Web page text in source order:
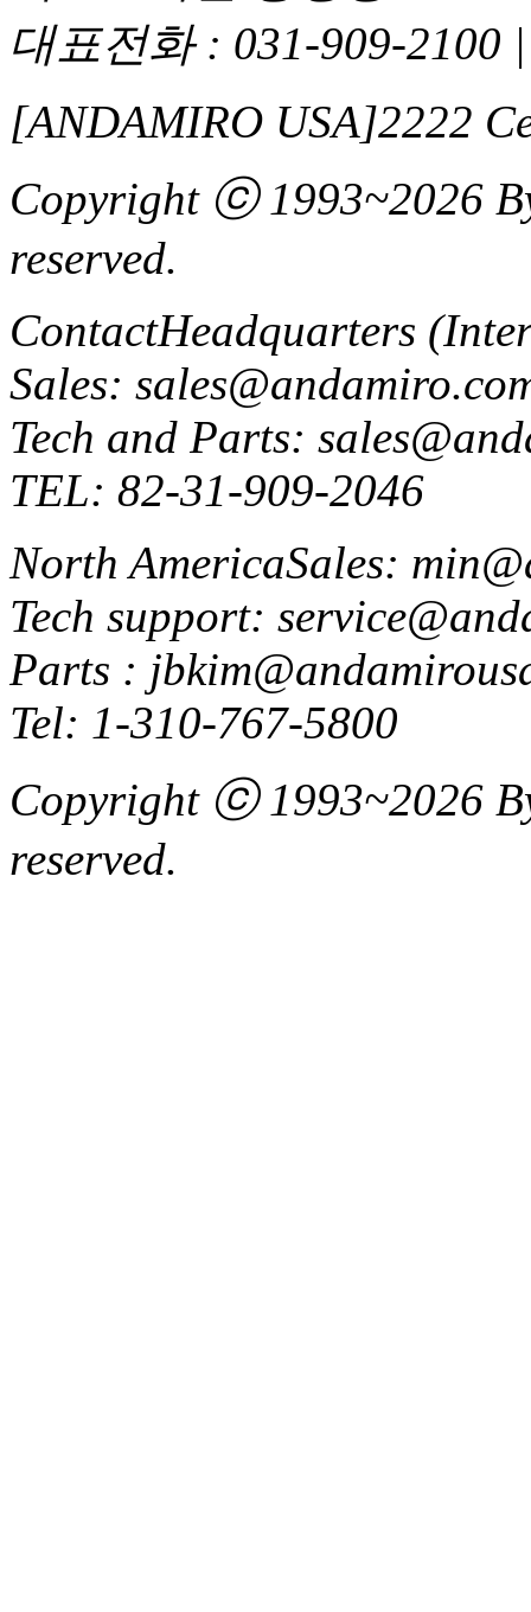
대표전화 : 031-909-2100
[ANDAMIRO USA]2222
Copyright ⓒ 1993~2026
reserved.
ContactHeadquarters
Sales:
Tech and Parts:
TEL: 82-31-909-2046
North AmericaSales:
Tech support:
Parts :
Tel: 1-310-767-5800
Copyright ⓒ 1993~2026
reserved.